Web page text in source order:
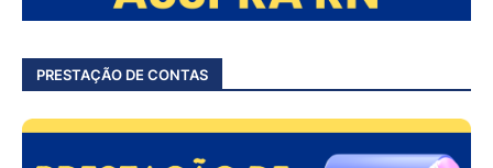
PRESTAÇÃO DE CONTAS